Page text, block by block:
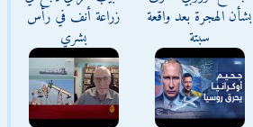
بشأن الهجرة بعد واقعة
سبتة
زراعة أنف في رأس
بشري